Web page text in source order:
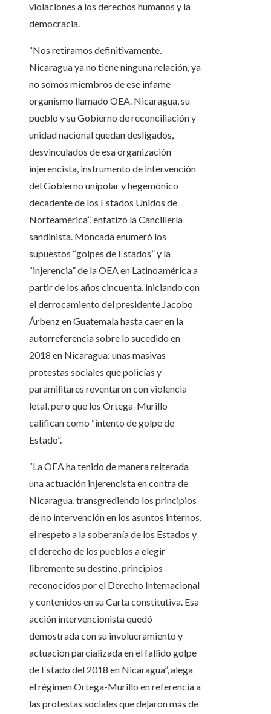
violaciones a los derechos humanos y la
democracia.
“Nos retiramos definitivamente.
Nicaragua ya no tiene ninguna relación, ya
no somos miembros de ese infame
organismo llamado OEA. Nicaragua, su
pueblo y su Gobierno de reconciliación y
unidad nacional quedan desligados,
desvinculados de esa organización
injerencista, instrumento de intervención
del Gobierno unipolar y hegemónico
decadente de los Estados Unidos de
Norteamérica”, enfatizó la Cancillería
sandinista. Moncada enumeró los
supuestos “golpes de Estados” y la
“injerencia” de la OEA en Latinoamérica a
partir de los años cincuenta, iniciando con
el derrocamiento del presidente Jacobo
Árbenz en Guatemala hasta caer en la
autorreferencia sobre lo sucedido en
2018 en Nicaragua: unas masivas
protestas sociales que policías y
paramilitares reventaron con violencia
letal, pero que los Ortega-Murillo
califican como “intento de golpe de
Estado”.
“La OEA ha tenido de manera reiterada
una actuación injerencista en contra de
Nicaragua, transgrediendo los principios
de no intervención en los asuntos internos,
el respeto a la soberanía de los Estados y
el derecho de los pueblos a elegir
libremente su destino, principios
reconocidos por el Derecho Internacional
y contenidos en su Carta constitutiva. Esa
acción intervencionista quedó
demostrada con su involucramiento y
actuación parcializada en el fallido golpe
de Estado del 2018 en Nicaragua”, alega
el régimen Ortega-Murillo en referencia a
las protestas sociales que dejaron más de